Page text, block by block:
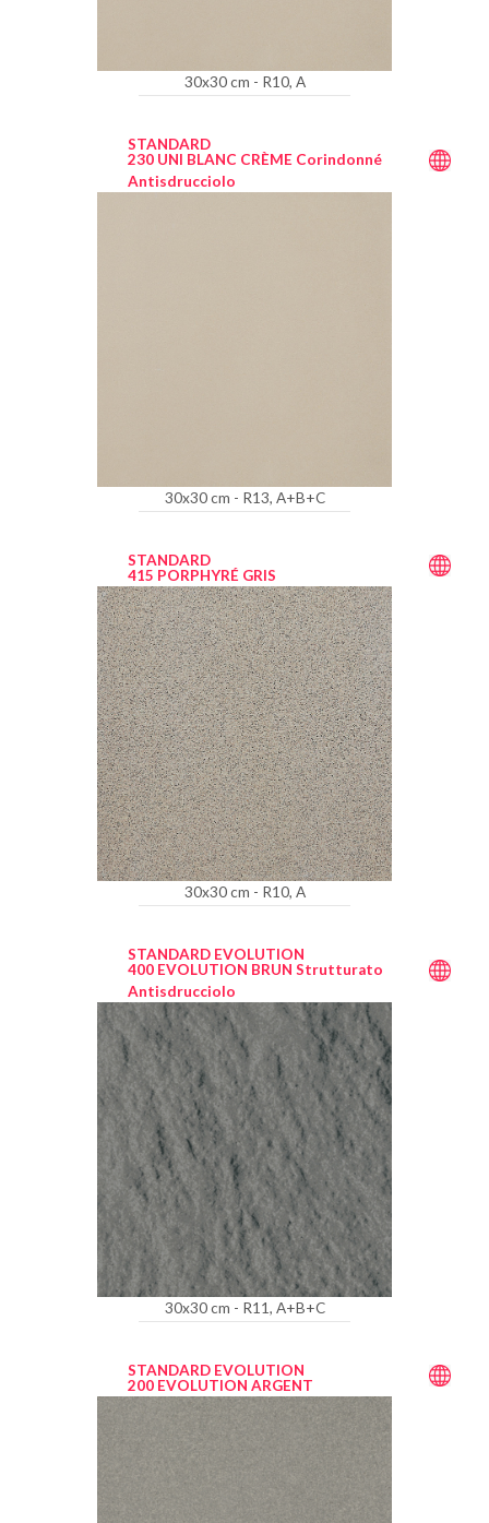
30x30 cm - R10, A
STANDARD
230 UNI BLANC CRÈME Corindonné
Antisdrucciolo
30x30 cm - R13, A+B+C
STANDARD
415 PORPHYRÉ GRIS
30x30 cm - R10, A
STANDARD EVOLUTION
400 EVOLUTION BRUN Strutturato
Antisdrucciolo
30x30 cm - R11, A+B+C
STANDARD EVOLUTION
200 EVOLUTION ARGENT